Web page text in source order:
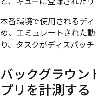
と、キューに登録された
本番環境で使用されるデ
め、エミュレートされた
り、タスクがディスパッ
バックグラウン
プリを計測する